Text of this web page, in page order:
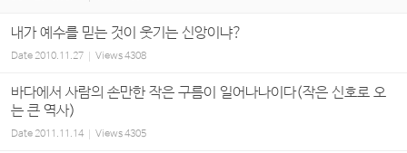
내가 예수를 믿는 것이 웃기는 신앙이냐?
Date2010.11.27 Views4308
바다에서 사람의 손만한 작은 구름이 일어나나이다(작은 신호로 오
는 큰 역사)
Date2011.11.14 Views4305